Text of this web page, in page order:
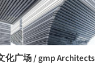
化广场 / gmp Architects